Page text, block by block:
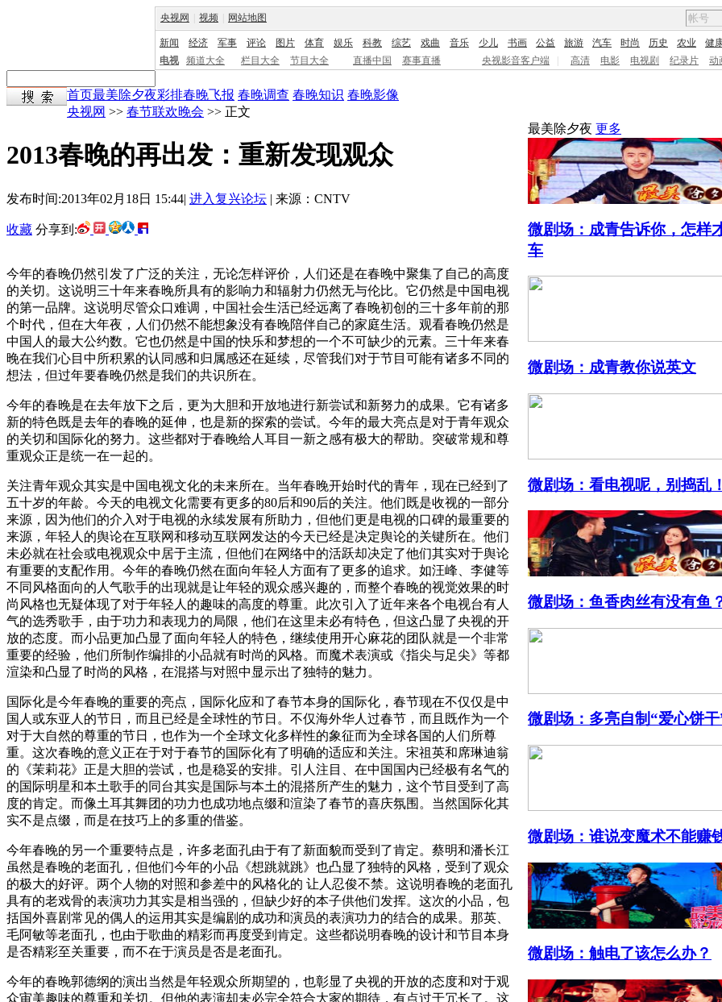
央视网 视频 网站地图
新闻 经济 军事 评论 图片 体育 娱乐 科教 综艺 戏曲 音乐 少儿 书画 公益 旅游 汽车 时尚 历史 农业
健
电视
频道大全 栏目大全 节目大全 直播中国 赛事直播 央视影音客户端 高清 电影 电视剧 纪录片 动
首页最美除夕夜彩排春晚飞报 春晚调查 春晚知识 春晚影像
央视网 >> 春节联欢晚会 >> 正文
2013春晚的再出发：重新发现观众
发布时间:2013年02月18日 15:44| 进入复兴论坛 | 来源：CNTV
收藏 分享到:
今年的春晚仍然引发了广泛的关注，无论怎样评价，人们还是在春晚中聚集了自己的高度
的关切。这说明三十年来春晚所具有的影响力和辐射力仍然无与伦比。它仍然是中国电视
的第一品牌。这说明尽管众口难调，中国社会生活已经远离了春晚初创的三十多年前的那
个时代，但在大年夜，人们仍然不能想象没有春晚陪伴自己的家庭生活。观看春晚仍然是
中国人的最大公约数。它也仍然是中国的快乐和梦想的一个不可缺少的元素。三十年来春
晚在我们心目中所积累的认同感和归属感还在延续，尽管我们对于节目可能有诸多不同的
想法，但过年要春晚仍然是我们的共识所在。
今年的春晚是在去年放下之后，更为大胆和开放地进行新尝试和新努力的成果。它有诸多
新的特色既是去年的春晚的延伸，也是新的探索的尝试。今年的最大亮点是对于青年观众
的关切和国际化的努力。这些都对于春晚给人耳目一新之感有极大的帮助。突破常规和尊
重观众正是统一在一起的。
关注青年观众其实是中国电视文化的未来所在。当年春晚开始时代的青年，现在已经到了
五十岁的年龄。今天的电视文化需要有更多的80后和90后的关注。他们既是收视的一部分
来源，因为他们的介入对于电视的永续发展有所助力，但他们更是电视的口碑的最重要的
来源，年轻人的舆论在互联网和移动互联网发达的今天已经是决定舆论的关键所在。他们
未必就在社会或电视观众中居于主流，但他们在网络中的活跃却决定了他们其实对于舆论
有重要的支配作用。今年的春晚仍然在面向年轻人方面有了更多的追求。如汪峰、李健等
不同风格面向的人气歌手的出现就是让年轻的观众感兴趣的，而整个春晚的视觉效果的时
尚风格也无疑体现了对于年轻人的趣味的高度的尊重。此次引入了近年来各个电视台有人
气的选秀歌手，由于功力和表现力的局限，他们在这里未必有特色，但这凸显了央视的开
放的态度。而小品更加凸显了面向年轻人的特色，继续使用开心麻花的团队就是一个非常
重要的经验，他们所制作编排的小品就有时尚的风格。而魔术表演或《指尖与足尖》等都
渲染和凸显了时尚的风格，在混搭与对照中显示出了独特的魅力。
国际化是今年春晚的重要的亮点，国际化应和了春节本身的国际化，春节现在不仅仅是中
国人或东亚人的节日，而且已经是全球性的节日。不仅海外华人过春节，而且既作为一个
对于大自然的尊重的节日，也作为一个全球文化多样性的象征而为全球各国的人们所尊
重。这次春晚的意义正在于对于春节的国际化有了明确的适应和关注。宋祖英和席琳迪翁
的《茉莉花》正是大胆的尝试，也是稳妥的安排。引人注目、在中国国内已经极有名气的
的国际明星和本土歌手的同台其实是国际与本土的混搭所产生的魅力，这个节目受到了高
度的肯定。而像土耳其舞团的功力也成功地点缀和渲染了春节的喜庆氛围。当然国际化其
实不是点缀，而是在技巧上的多重的借鉴。
今年春晚的另一个重要特点是，许多老面孔由于有了新面貌而受到了肯定。蔡明和潘长江
虽然是春晚的老面孔，但他们今年的小品《想跳就跳》也凸显了独特的风格，受到了观众
的极大的好评。两个人物的对照和参差中的风格化的 让人忍俊不禁。这说明春晚的老面孔
具有的老戏骨的表演功力其实是相当强的，但缺少好的本子供他们发挥。这次的小品，包
括国外喜剧常见的偶人的运用其实是编剧的成功和演员的表演功力的结合的成果。那英、
毛阿敏等老面孔，也由于歌曲的精彩而再度受到肯定。这些都说明春晚的设计和节目本身
是否精彩至关重要，而不在于演员是否是老面孔。
今年的春晚郭德纲的演出当然是年轻观众所期望的，也彰显了央视的开放的态度和对于观
众审美趣味的尊重和关切。但他的表演却未必完全符合大家的期待，有点过于冗长了。这
最美除夕夜 更多
微剧场：成青告诉你，怎样
车
微剧场：成青教你说英文
微剧场：看电视呢，别捣乱
微剧场：鱼香肉丝有没有鱼
微剧场：多亮自制“爱心饼干
微剧场：谁说变魔术不能赚
微剧场：触电了该怎么办？